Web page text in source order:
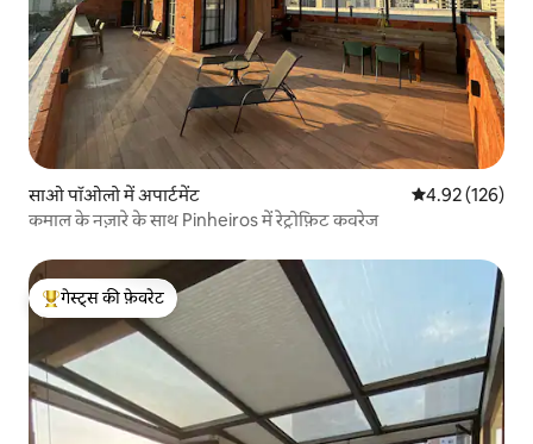
साओ पॉओलो में अपार्टमेंट औसत रेटिंग 5 में से
4.92 (126)
कमाल के नज़ारे के साथ Pinheiros में रेट्रोफ़िट कवरेज
गेस्ट्स का टॉप फ़ेवरेट
गेस्ट्स की फ़ेवरेट